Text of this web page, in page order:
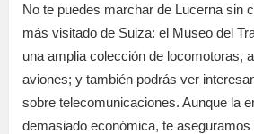
No te puedes marchar de Lucerna sin
más visitado de Suiza: el Museo del
una amplia colección de locomotoras,
aviones; y también podrás ver
sobre telecomunicaciones. Aunque la
demasiado económica, te